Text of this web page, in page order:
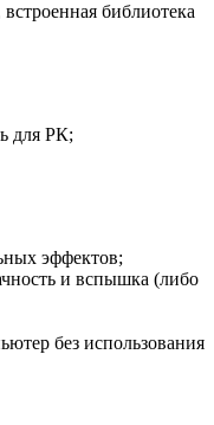
библиотека
для РК;
эффектов;
и вспышка (либо
без использования